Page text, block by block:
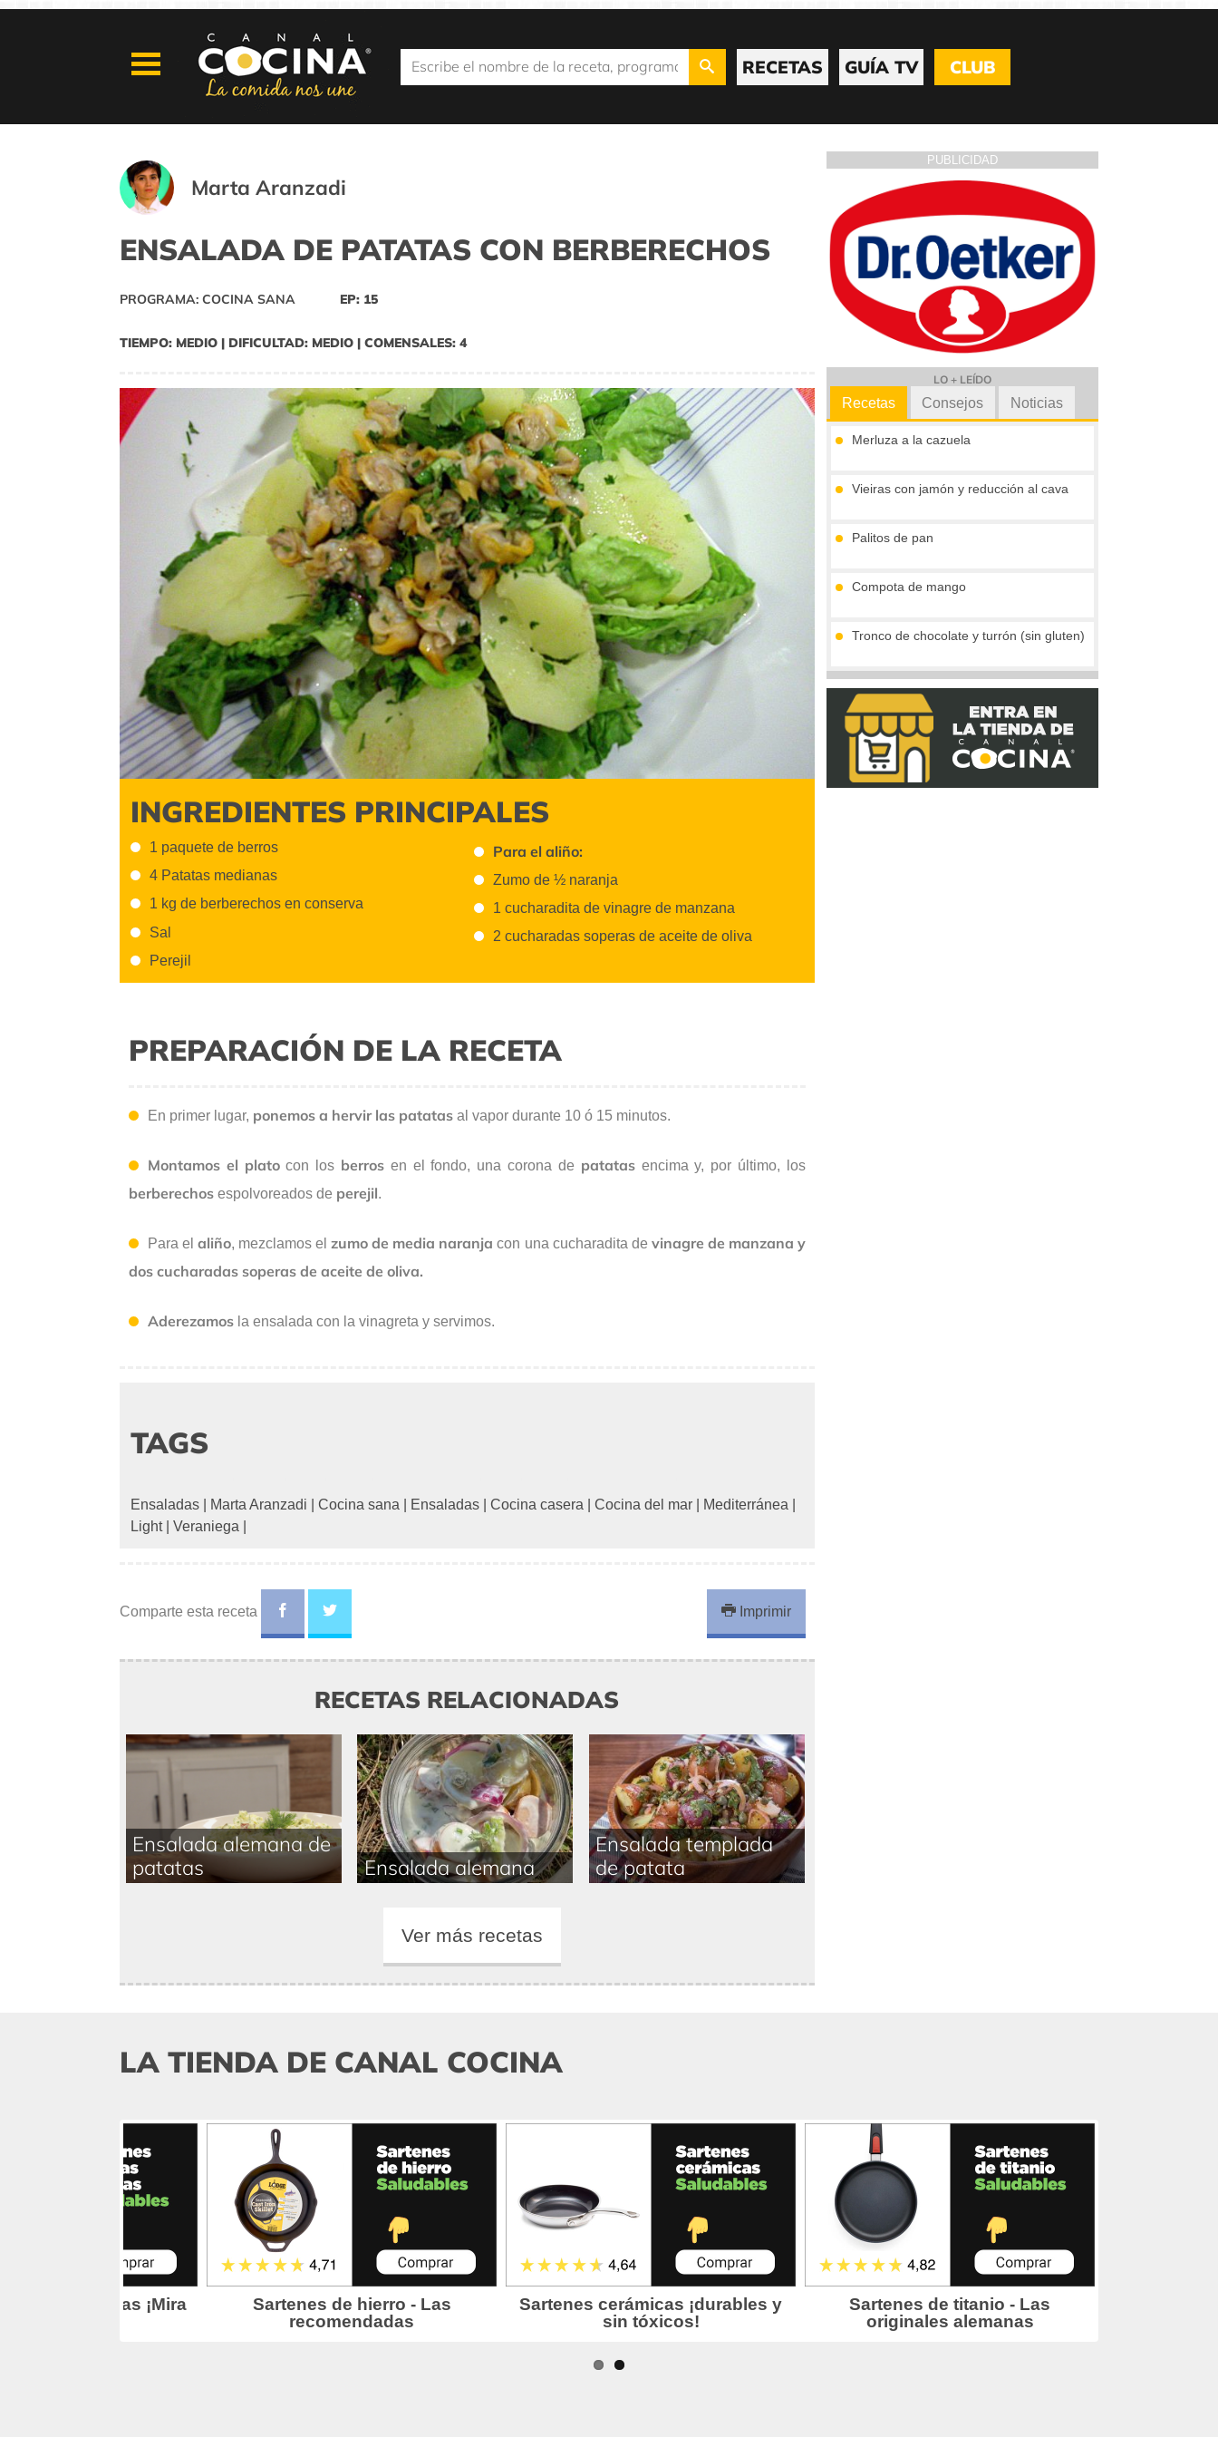
RECETAS GUÍA TV CLUB
Marta Aranzadi
ENSALADA DE PATATAS CON BERBERECHOS
PROGRAMA: COCINA SANA EP: 15
TIEMPO: MEDIO | DIFICULTAD: MEDIO | COMENSALES: 4
INGREDIENTES PRINCIPALES
1 paquete de berros
4 Patatas medianas
1 kg de berberechos en conserva
Sal
Perejil
Para el aliño:
Zumo de ½ naranja
1 cucharadita de vinagre de manzana
2 cucharadas soperas de aceite de oliva
PREPARACIÓN DE LA RECETA
En primer lugar, ponemos a hervir las patatas al vapor durante 10 ó 15 minutos.
Montamos el platocon los berros en el fondo, una corona de patatasencima y, por último, los
berberechos espolvoreados de perejil.
Para elaliño, mezclamos el zumo de media naranjacon una cucharadita de vinagre de manzana y
dos cucharadas soperas de aceite de oliva.
Aderezamos la ensalada con la vinagreta y servimos.
TAGS
Ensaladas Marta Aranzadi Cocina sana Ensaladas Cocina casera Cocina del mar Mediterránea
Light| Veraniega
Comparte esta receta Imprimir
RECETAS RELACIONADAS
Ensalada alemana de
patatas
Ensalada alemana
Ensalada templada
de patata
Ver más recetas
PUBLICIDAD
LO + LEÍDO
Recetas
Merluza a la cazuela
Vieiras con jamón y reducción al cava
Palitos de pan
Compota de mango
Tronco de chocolate y turrón (sin gluten)
Crema de boletus y huevo de codorniz
Consejos Noticias
LA TIENDA DE CANAL COCINA